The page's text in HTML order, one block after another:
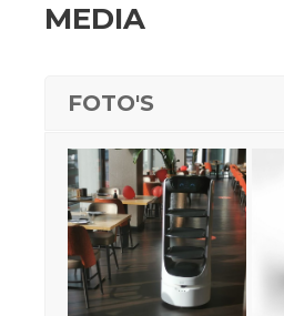
MEDIA
FOTO'S